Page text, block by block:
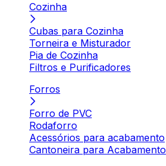
Cozinha
Cubas para Cozinha
Torneira e Misturador
Pia de Cozinha
Filtros e Purificadores
Forros
Forro de PVC
Rodaforro
Acessórios para acabamento
Cantoneira para Acabamento